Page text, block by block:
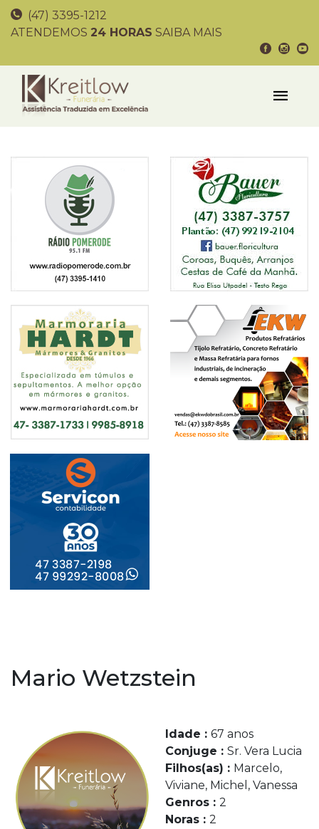
(47) 3395-1212
ATENDEMOS 24 HORAS SAIBA MAIS
Mario Wetzstein
Idade : 67 anos
Conjuge : Sr. Vera Lucia
Filhos(as) : Marcelo,
Viviane, Michel, Vanessa
Genros : 2
Noras : 2